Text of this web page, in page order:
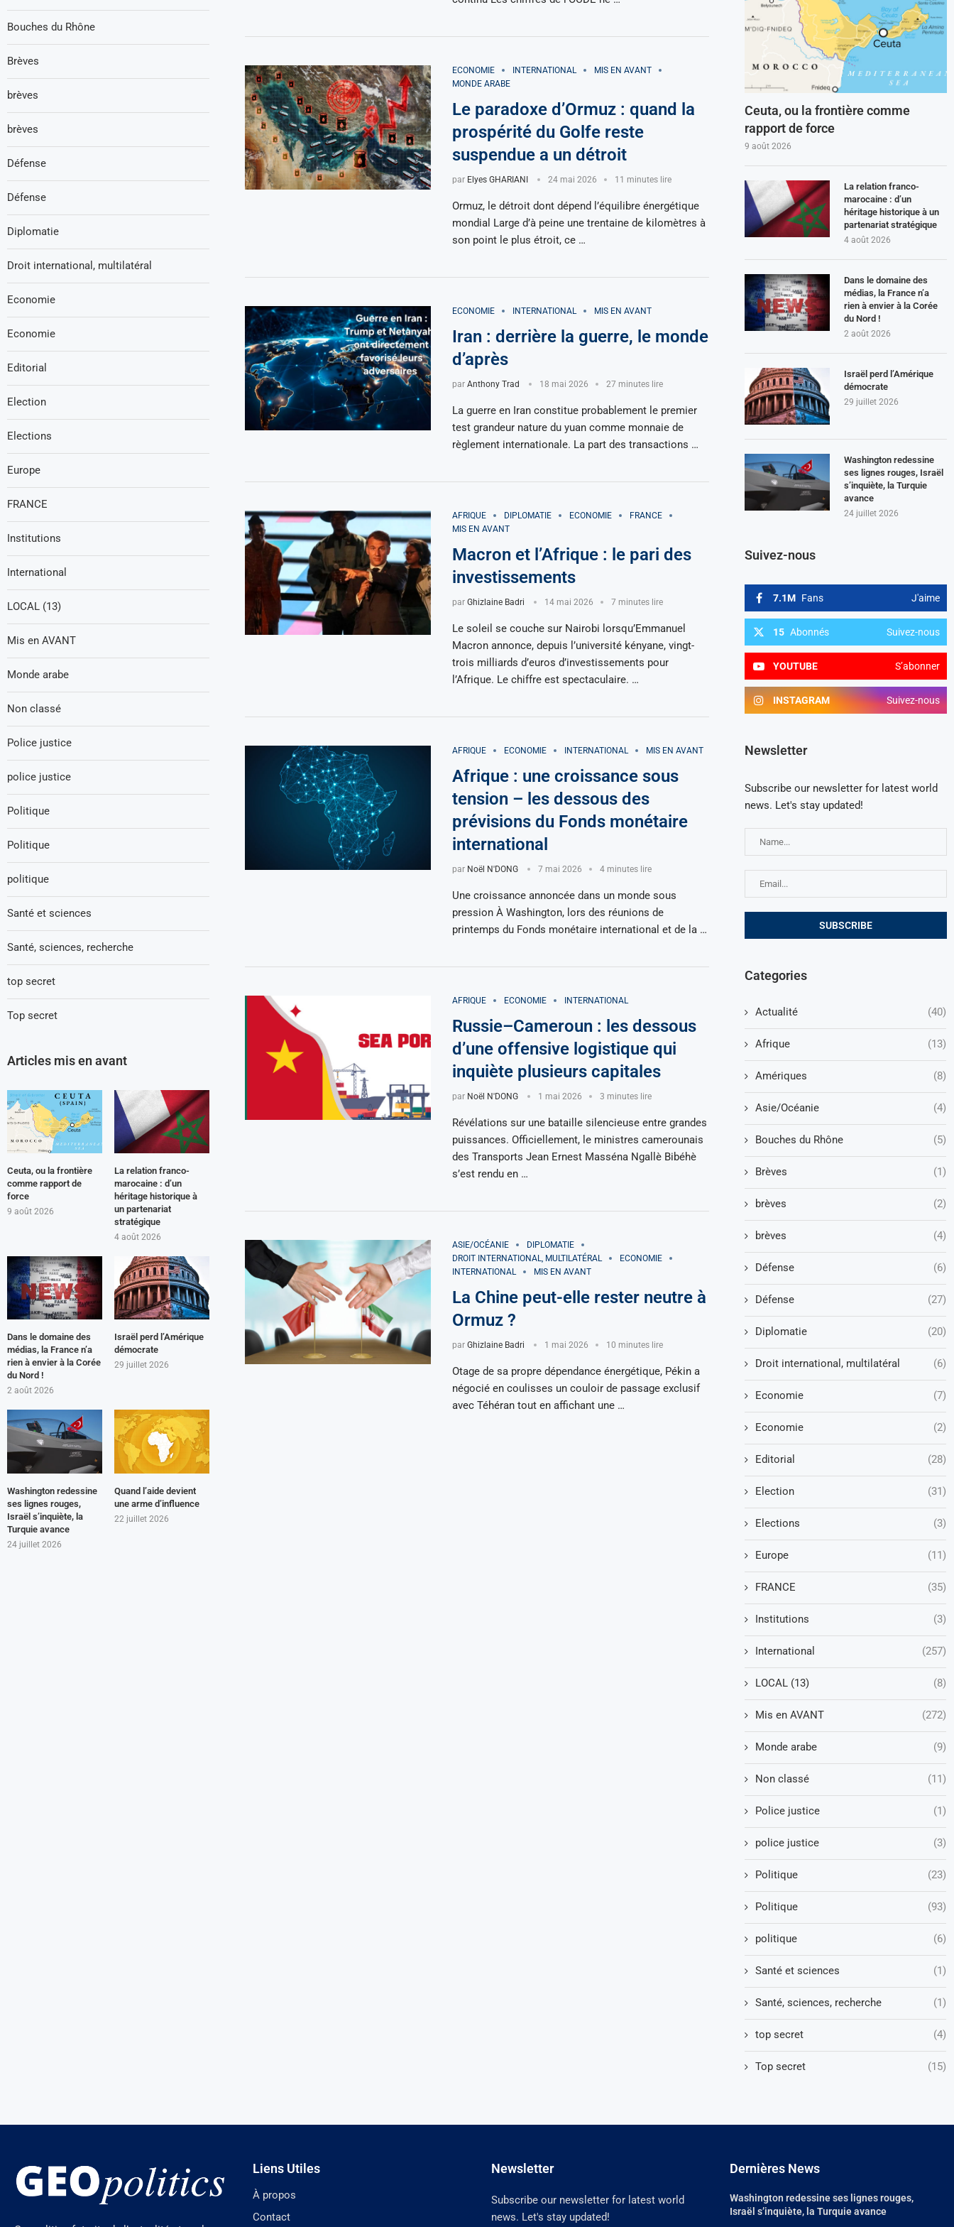
ECONOMIE INTERNATIONAL
MIS EN AVANT
MONDE ARABE
Le paradoxe d’Ormuz : quand la
prospérité du Golfe reste
suspendue a un détroit
par Elyes GHARIANI 24 mai 2026 11 minutes lire
Ormuz, le détroit dont dépend l’équilibre énergétique
mondial Large d’à peine une trentaine de kilomètres à
son point le plus étroit, ce …
ECONOMIE INTERNATIONAL MIS EN AVANT
Iran : derrière la guerre, le monde
d’après
par Anthony Trad 18 mai 2026 27 minutes lire
La guerre en Iran constitue probablement le premier
test grandeur nature du yuan comme monnaie de
règlement internationale. La part des transactions …
AFRIQUE DIPLOMATIE ECONOMIE
FRANCE
MIS EN AVANT
Macron et l’Afrique : le pari des
investissements
par Ghizlaine Badri 14 mai 2026 7 minutes lire
Le soleil se couche sur Nairobi lorsqu’Emmanuel
Macron annonce, depuis l’université kényane, vingt-
trois milliards d’euros d’investissements pour
l’Afrique. Le chiffre est spectaculaire. …
AFRIQUE ECONOMIE INTERNATIONAL MIS EN AVANT
Afrique : une croissance sous
tension – les dessous des
prévisions du Fonds monétaire
international
par Noël N'DONG 7 mai 2026 4 minutes lire
Une croissance annoncée dans un monde sous
pression À Washington, lors des réunions de
printemps du Fonds monétaire international et de la …
AFRIQUE ECONOMIE INTERNATIONAL
Russie–Cameroun : les dessous
d’une offensive logistique qui
inquiète plusieurs capitales
par Noël N'DONG 1 mai 2026 3 minutes lire
Révélations sur une bataille silencieuse entre grandes
puissances. Officiellement, le ministres camerounais
des Transports Jean Ernest Masséna Ngallè Bibéhè
s’est rendu en …
ASIE/OCÉANIE
DIPLOMATIE
DROIT INTERNATIONAL, MULTILATÉRAL
ECONOMIE
INTERNATIONAL
MIS EN AVANT
La Chine peut-elle rester neutre à
Ormuz ?
par Ghizlaine Badri 1 mai 2026 10 minutes lire
Otage de sa propre dépendance énergétique, Pékin a
négocié en coulisses un couloir de passage exclusif
avec Téhéran tout en affichant une …
Ceuta, ou la frontière comme
rapport de force
9 août 2026
La relation franco-
marocaine : d’un
héritage historique à un
partenariat stratégique
4 août 2026
Dans le domaine des
médias, la France n’a
rien à envier à la Corée
du Nord !
2 août 2026
Israël perd l’Amérique
démocrate
29 juillet 2026
Washington redessine
ses lignes rouges, Israël
s’inquiète, la Turquie
avance
24 juillet 2026
Suivez-nous
7.1M Fans J'aime
15 Abonnés Suivez-nous
YOUTUBE S’abonner
INSTAGRAM Suivez-nous
Newsletter
Subscribe our newsletter for latest world
news. Let's stay updated!
Categories
Actualité (40)
Afrique (13)
Amériques (8)
Asie/Océanie (4)
Bouches du Rhône (5)
Brèves (1)
brèves (2)
brèves (4)
Défense (6)
Défense (27)
Diplomatie (20)
Droit international, multilatéral (6)
Economie (7)
Economie (2)
Editorial (28)
Election (31)
Elections (3)
Europe (11)
FRANCE (35)
Institutions (3)
International (257)
LOCAL (13) (8)
Mis en AVANT (272)
Monde arabe (9)
Non classé (11)
Police justice (1)
police justice (3)
Politique (23)
Politique (93)
politique (6)
Santé et sciences (1)
Santé, sciences, recherche (1)
top secret (4)
Top secret (15)
Bouches du Rhône
Brèves
brèves
brèves
Défense
Défense
Diplomatie
Droit international, multilatéral
Economie
Economie
Editorial
Election
Elections
Europe
FRANCE
Institutions
International
LOCAL (13)
Mis en AVANT
Monde arabe
Non classé
Police justice
police justice
Politique
Politique
politique
Santé et sciences
Santé, sciences, recherche
top secret
Top secret
Articles mis en avant
Ceuta, ou la frontière
comme rapport de
force
9 août 2026
La relation franco-
marocaine : d’un
héritage historique à
un partenariat
stratégique
4 août 2026
Dans le domaine des
médias, la France n’a
rien à envier à la Corée
du Nord !
2 août 2026
Israël perd l’Amérique
démocrate
29 juillet 2026
Washington redessine
ses lignes rouges,
Israël s’inquiète, la
Turquie avance
24 juillet 2026
Quand l’aide devient
une arme d’influence
22 juillet 2026
Liens Utiles
À propos
Contact
Newsletter
Subscribe our newsletter for latest world
news. Let's stay updated!
Dernières News
Washington redessine ses lignes rouges,
Israël s’inquiète, la Turquie avance